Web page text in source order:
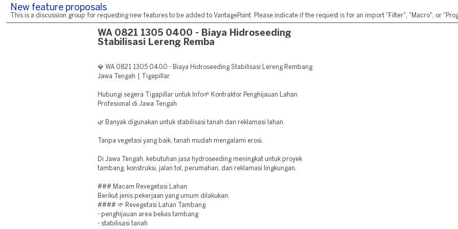
New feature proposals
This is a discussion group for requesting new features to be added to VantagePoint. Please indicate if the request is for an import "Filter", "Macro", or
WA 0821 1305 0400 - Biaya Hidroseeding
Stabilisasi Lereng Remba
💎 WA 0821 1305 0400 - Biaya Hidroseeding Stabilisasi Lereng Rembang
Jawa Tengah | Tigapillar
Hubungi segera Tigapillar untuk Info🌱 Kontraktor Penghijauan Lahan
Profesional di Jawa Tengah
🌿 Banyak digunakan untuk stabilisasi tanah dan reklamasi lahan.
Tanpa vegetasi yang baik, tanah mudah mengalami erosi.
Di Jawa Tengah, kebutuhan jasa hydroseeding meningkat untuk proyek
tambang, konstruksi, jalan tol, perumahan, dan reklamasi lingkungan.
### Macam Revegetasi Lahan
Berikut jenis pekerjaan yang umum dilakukan:
#### 🌱 Revegetasi Lahan Tambang
- penghijauan area bekas tambang
- stabilisasi tanah